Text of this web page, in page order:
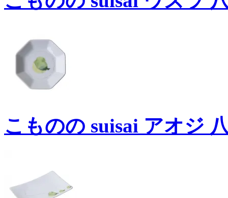
こものの suisai アオジ